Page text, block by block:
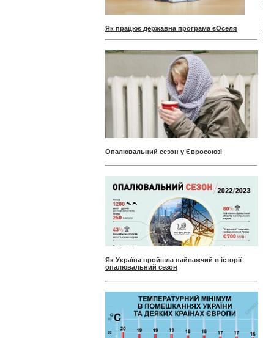
Як працює державна програма єОселя
Опалювальний сезон у Євросоюзі
Як Україна пройшла найважчий в історії
опалювальний сезон